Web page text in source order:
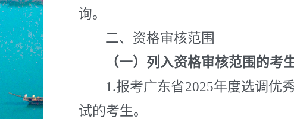
询。
二、资格审核范围
（一） 列入资格审核范围的考
1.报考广东省2025年度选调优
试的考生。